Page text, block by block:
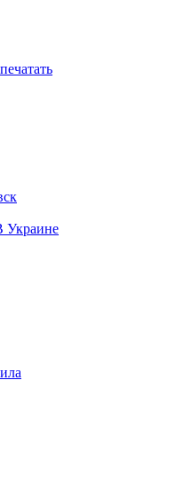
Украине